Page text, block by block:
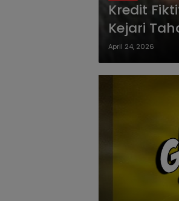
Kredit
Kejari
April 24, 2026